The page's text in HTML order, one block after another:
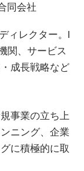
同会社
ィレクター。I
関、サービス
成長戦略など
事業の立ち上
ニング、企業
に積極的に取